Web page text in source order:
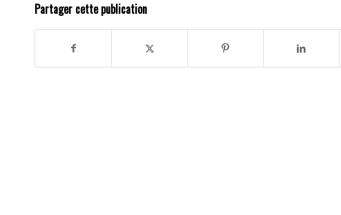
Partager cette publication